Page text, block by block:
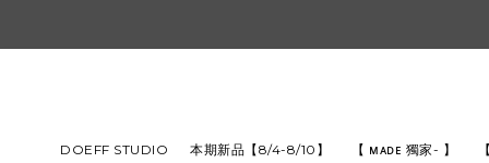
DOEFF STUDIO 本期新品【8/4-8/10】 【 ᴍᴀᴅᴇ 獨家- 】